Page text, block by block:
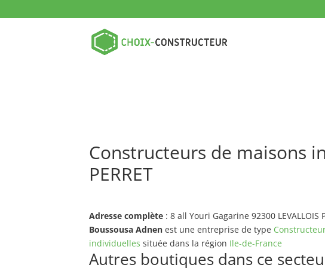
Constructeurs de maisons
PERRET
Adresse complète : 8 all Youri Gagarine 92300 LEVALLOIS
Boussousa Adnen est une entreprise de type
individuelles située dans la région Ile-de-France
Autres boutiques dans ce